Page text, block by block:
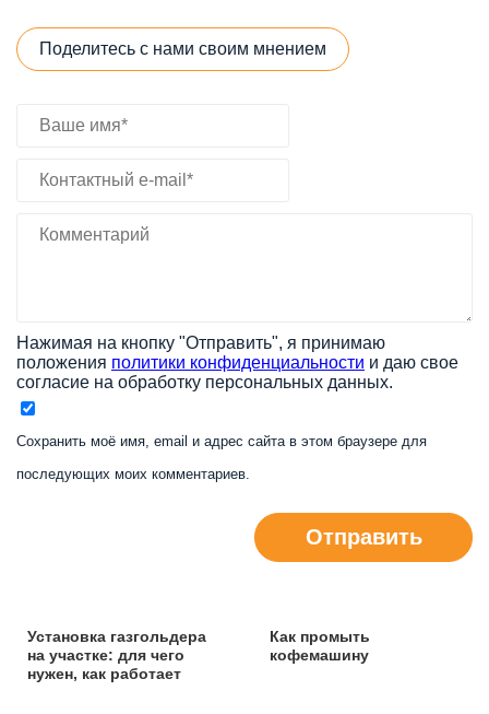
Поделитесь с нами своим мнением
Нажимая на кнопку "Отправить", я принимаю
положения политики конфиденциальности и даю свое
согласие на обработку персональных данных.
Сохранить моё имя, email и адрес сайта в этом браузере для
последующих моих комментариев.
Отправить
Установка газгольдера
на участке: для чего
нужен, как работает
Как промыть
кофемашину